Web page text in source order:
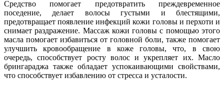
Средство помогает предотвратить преждевременное
поседение, делает волосы густыми и блестящими,
предотвращает появление инфекций кожи головы и перхоти и
снимает раздражение. Массаж кожи головы с помощью этого
масла помогает избавиться от головной боли, также помогает
улучшить кровообращение в коже головы, что, в свою
очередь, способствует росту волос и укрепляет их. Масло
брингараджа также обладает успокаивающими свойствами,
что способствует избавлению от стресса и усталости.